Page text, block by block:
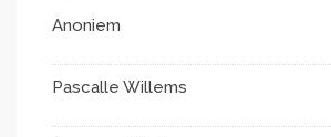
Anoniem
Pascalle Willems